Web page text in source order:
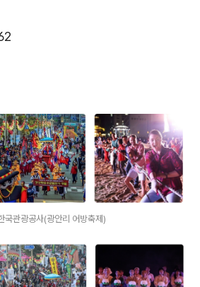
국관광공사(광안리 어방축제)